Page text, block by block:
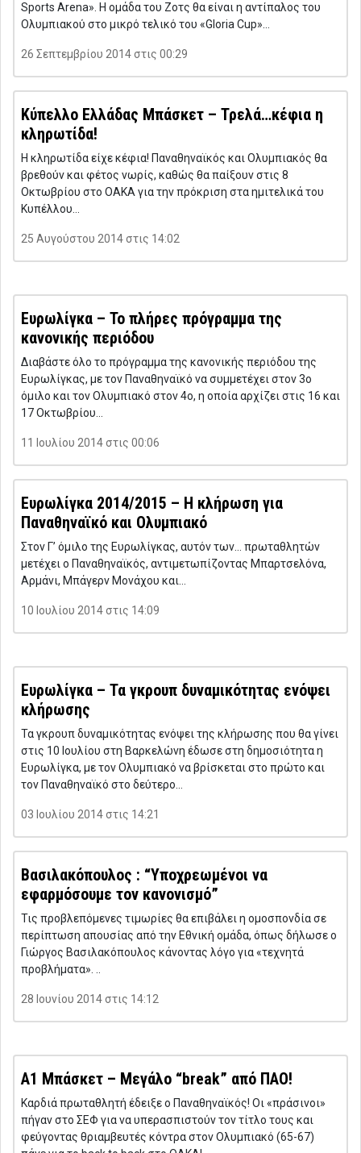
Sports Arena». Η ομάδα του Ζοτς θα είναι η αντίπαλος του
Ολυμπιακού στο μικρό τελικό του «Gloria Cup»…
26 Σεπτεμβρίου 2014 στις 00:29
Κύπελλο Ελλάδας Μπάσκετ – Τρελά…κέφια η
κληρωτίδα!
Η κληρωτίδα είχε κέφια! Παναθηναϊκός και Ολυμπιακός θα
βρεθούν και φέτος νωρίς, καθώς θα παίξουν στις 8
Οκτωβρίου στο ΟΑΚΑ για την πρόκριση στα ημιτελικά του
Κυπέλλου…
25 Αυγούστου 2014 στις 14:02
Ευρωλίγκα – Το πλήρες πρόγραμμα της
κανονικής περιόδου
Διαβάστε όλο το πρόγραμμα της κανονικής περιόδου της
Ευρωλίγκας, με τον Παναθηναϊκό να συμμετέχει στον 3ο
όμιλο και τον Ολυμπιακό στον 4ο, η οποία αρχίζει στις 16 και
17 Οκτωβρίου…
11 Ιουλίου 2014 στις 00:06
Ευρωλίγκα 2014/2015 – Η κλήρωση για
Παναθηναϊκό και Ολυμπιακό
Στον Γ’ όμιλο της Ευρωλίγκας, αυτόν των… πρωταθλητών
μετέχει ο Παναθηναϊκός, αντιμετωπίζοντας Μπαρτσελόνα,
Αρμάνι, Μπάγερν Μονάχου και…
10 Ιουλίου 2014 στις 14:09
Ευρωλίγκα – Τα γκρουπ δυναμικότητας ενόψει
κλήρωσης
Τα γκρουπ δυναμικότητας ενόψει της κλήρωσης που θα γίνει
στις 10 Ιουλίου στη Βαρκελώνη έδωσε στη δημοσιότητα η
Ευρωλίγκα, με τον Ολυμπιακό να βρίσκεται στο πρώτο και
τον Παναθηναϊκό στο δεύτερο…
03 Ιουλίου 2014 στις 14:21
Βασιλακόπουλος : “Υποχρεωμένοι να
εφαρμόσουμε τον κανονισμό”
Τις προβλεπόμενες τιμωρίες θα επιβάλει η ομοσπονδία σε
περίπτωση απουσίας από την Εθνική ομάδα, όπως δήλωσε ο
Γιώργος Βασιλακόπουλος κάνοντας λόγο για «τεχνητά
προβλήματα». ..
28 Ιουνίου 2014 στις 14:12
Α1 Μπάσκετ – Μεγάλο “break” από ΠΑΟ!
Καρδιά πρωταθλητή έδειξε ο Παναθηναϊκός! Οι «πράσινοι»
πήγαν στο ΣΕΦ για να υπερασπιστούν τον τίτλο τους και
φεύγοντας θριαμβευτές κόντρα στον Ολυμπιακό (65-67)